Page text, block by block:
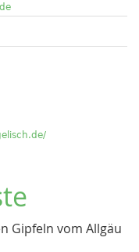
Gipfeln vom Allgäu